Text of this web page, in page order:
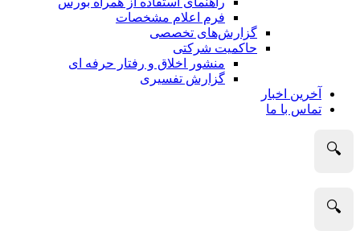
فرم اعلام مشخصات
گزارش‌های تخصصی
حاکمیت شرکتی
منشور اخلاق و رفتار حرفه­ ای
گزارش تفسیری
آخرین اخبار
تماس با ما
🔍
🔍